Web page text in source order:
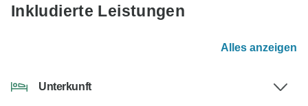
Inkludierte Leistungen
Alles anzeigen
Unterkunft